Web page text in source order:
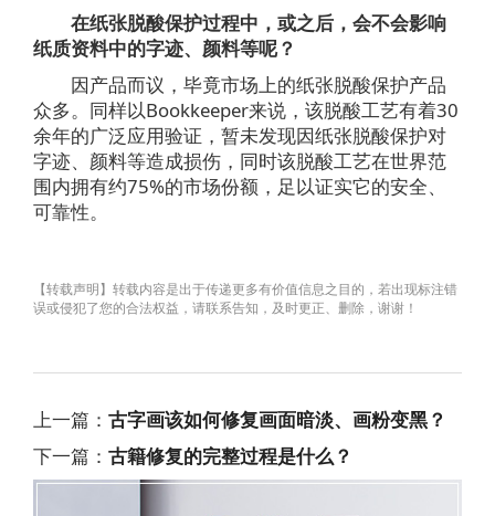
在纸张脱酸保护过程中，或之后，会不会影响
纸质资料中的字迹、颜料等呢？
因产品而议，毕竟市场上的纸张脱酸保护产品
众多。同样以Bookkeeper来说，该脱酸工艺有着30
余年的广泛应用验证，暂未发现因纸张脱酸保护对
字迹、颜料等造成损伤，同时该脱酸工艺在世界范
围内拥有约75%的市场份额，足以证实它的安全、
可靠性。
【转载声明】转载内容是出于传递更多有价值信息之目的，若出现标注错
误或侵犯了您的合法权益，请联系告知，及时更正、删除，谢谢！
上一篇： 古字画该如何修复画面暗淡、画粉变黑？
下一篇： 古籍修复的完整过程是什么？